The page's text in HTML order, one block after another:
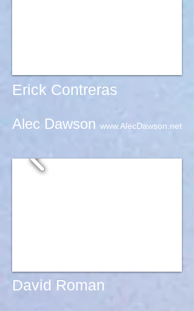
Erick Contreras
Alec Dawson www.AlecDawson.net
David Roman